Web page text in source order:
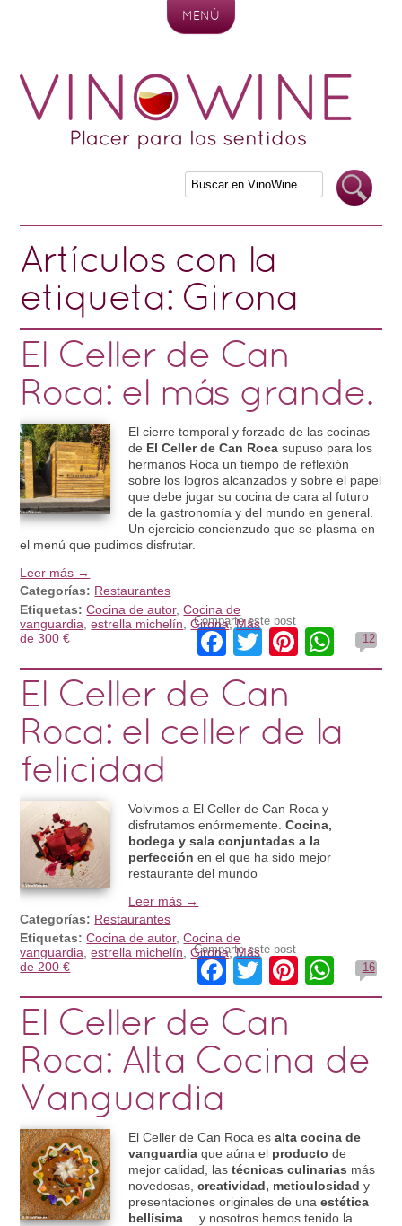
MENÚ
Artículos con la
etiqueta: Girona
El Celler de Can
Roca: el más grande.
El cierre temporal y forzado de las cocinas
de El Celler de Can Roca supuso para los
hermanos Roca un tiempo de reflexión
sobre los logros alcanzados y sobre el papel
que debe jugar su cocina de cara al futuro
de la gastronomía y del mundo en general.
Un ejercicio concienzudo que se plasma en
el menú que pudimos disfrutar.
Leer más →
Categorías: Restaurantes
Etiquetas: Cocina de autor,Cocina de
vanguardia ,estrella michelín ,Girona,Más
de 300 €
Comparte este post
Facebook
Twitter 12
El Celler de Can
Roca: el celler de la
felicidad
Volvimos a El Celler de Can Roca y
disfrutamos enórmemente.Cocina,
bodega y sala conjuntadas a la
perfección en el que ha sido mejor
restaurante del mundo
Leer más →
Categorías: Restaurantes
Etiquetas: Cocina de autor,Cocina de
vanguardia ,estrella michelín ,Girona,Más
de 200 €
Comparte este post
Facebook
Twitter 16
El Celler de Can
Roca: Alta Cocina de
Vanguardia
El Celler de Can Roca esalta cocina de
vanguardia que aúna el producto de
mejor calidad, lastécnicas culinarias más
novedosas,creatividad, meticulosidad y
presentaciones originales de unaestética
bellísima … y nosotros hemos tenido la